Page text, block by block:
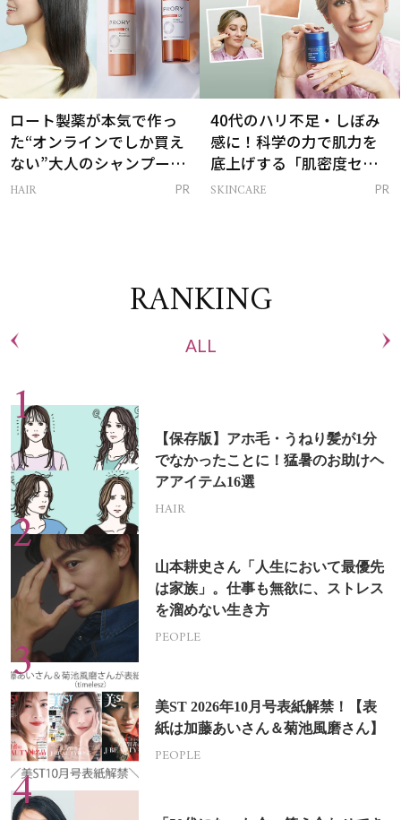
ロート製薬が本気で作っ
た“オンラインでしか買え
ない”大人のシャンプー＆
トリートメントって？
HAIR PR
40代のハリ不足・しぼみ
感に！科学の力で肌力を
底上げする「肌密度セラ
ム」
SKINCARE PR
RANKING
ALL
【保存版】アホ毛・うねり髪が1分
でなかったことに！猛暑のお助けヘ
アアイテム16選
HAIR
山本耕史さん「人生において最優先
は家族」。仕事も無欲に、ストレス
を溜めない生き方
PEOPLE
美ST 2026年10月号表紙解禁！【表
紙は加藤あいさん＆菊池風磨さん】
PEOPLE